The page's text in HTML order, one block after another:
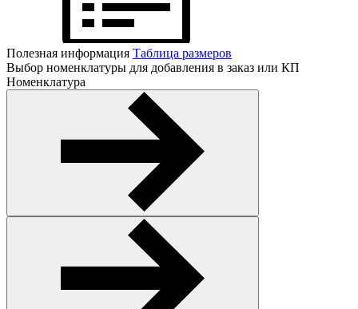
Полезная информация Таблица размеров
Выбор номенклатуры для добавления в заказ или КП
Номенклатура